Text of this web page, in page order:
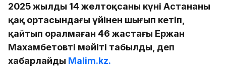
2025 жылдың 14 желтоқсаны күні Астананың
қақ ортасындағы үйінен шығып кетіп,
қайтып оралмаған 46 жастағы Ержан
Махамбетовтің мәйіті табылды, деп
хабарлайды Malim.kz.